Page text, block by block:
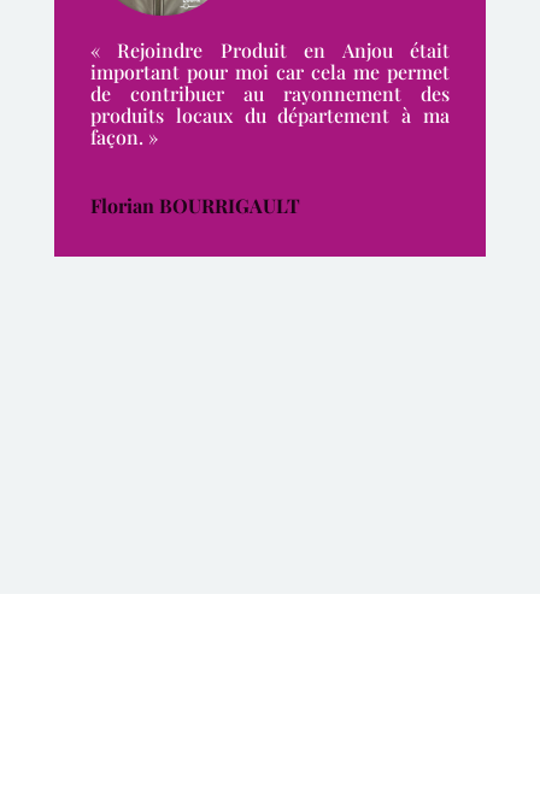
« Rejoindre Produit en Anjou était
important pour moi car cela me permet
de contribuer au rayonnement des
produits locaux du département à ma
façon. »
Florian BOURRIGAULT